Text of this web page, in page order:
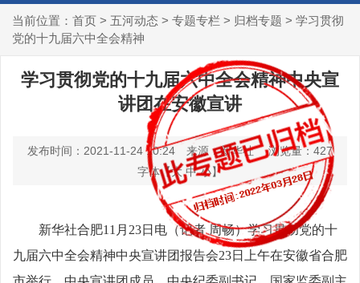
当前位置： 首页 > 五河动态 > 专题专栏 > 归档专题 > 学习贯彻
党的十九届六中全会精神
学习贯彻党的十九届六中全会精神中央宣
讲团在安徽宣讲
发布时间：2021-11-24 10:24 来源：新华社 浏览量： 427
字体【大 中 小】
新华社合肥11月23日电（记者 周畅）学习贯彻党的十
九届六中全会精神中央宣讲团报告会23日上午在安徽省合肥